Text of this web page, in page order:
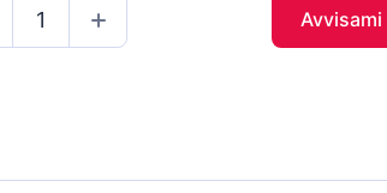
Avvisami